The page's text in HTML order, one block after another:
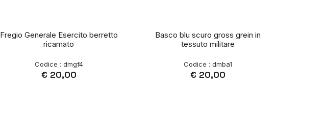
Fregio Generale Esercito berretto
ricamato
Codice : dmgf4
€ 20,00
Basco blu scuro gross grein in
tessuto militare
Codice : dmba1
€ 20,00